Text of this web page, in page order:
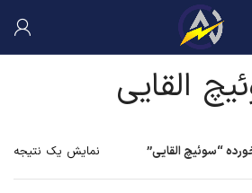
القایی
“سوئیچ القایی” نمایش یک نتیجه